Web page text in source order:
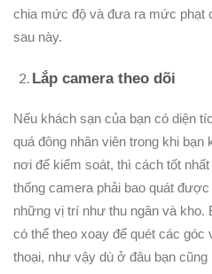
chia mức độ và đưa ra mức phạt
sau này.
Lắp camera theo dõi
Nếu khách sạn của bạn có diện
quá đông nhân viên trong khi
nơi để kiểm soát, thì cách tốt
thống camera phải bao quát
những vị trí như thu ngân và kho.
có thể theo xoay để quét các góc
thoại, như vậy dù ở đâu bạn